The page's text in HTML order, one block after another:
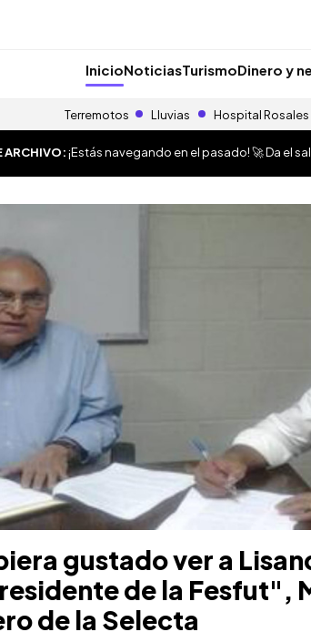
InicioNoticiasTurismoDinero y
Terremotos Lluvias Hospital Rosales
ARCHIVO:¡Estás navegando en el pasado! 🚀 Da el
gustado ver a
de la Fesfut",
de la Selecta